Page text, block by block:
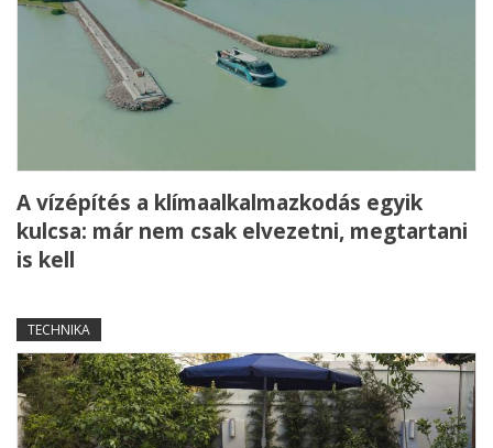
A vízépítés a klímaalkalmazkodás egyik
kulcsa: már nem csak elvezetni, megtartani
is kell
TECHNIKA